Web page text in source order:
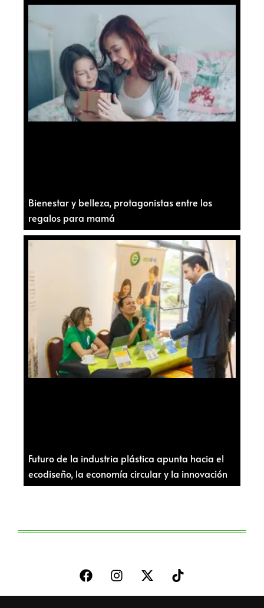
Bienestar y belleza, protagonistas entre los
regalos para mamá
Futuro de la industria plástica apunta hacia el
ecodiseño, la economía circular y la innovación